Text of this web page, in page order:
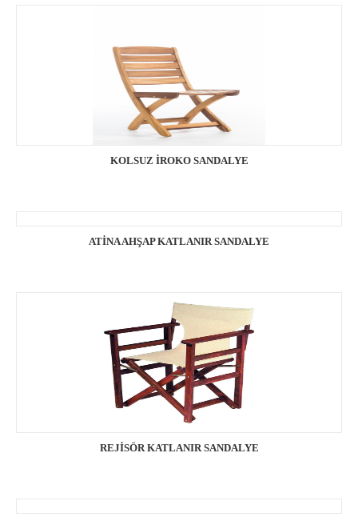
KOLSUZ İROKO SANDALYE
ATİNA AHŞAP KATLANIR SANDALYE
REJİSÖR KATLANIR SANDALYE